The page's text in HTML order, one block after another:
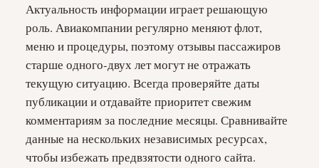
Актуальность информации играет решающую
роль. Авиакомпании регулярно меняют флот,
меню и процедуры, поэтому отзывы пассажиров
старше одного-двух лет могут не отражать
текущую ситуацию. Всегда проверяйте даты
публикации и отдавайте приоритет свежим
комментариям за последние месяцы. Сравнивайте
данные на нескольких независимых ресурсах,
чтобы избежать предвзятости одного сайта.